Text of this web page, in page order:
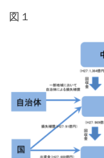
図１